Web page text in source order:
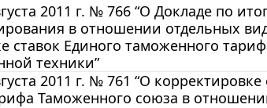
2011 г. № 766 “О Докладе по
в отношении отдельных
ставок Единого таможенного
техники”
2011 г. № 761 “О корректировке
Таможенного союза в